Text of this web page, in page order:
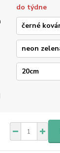
do týdne